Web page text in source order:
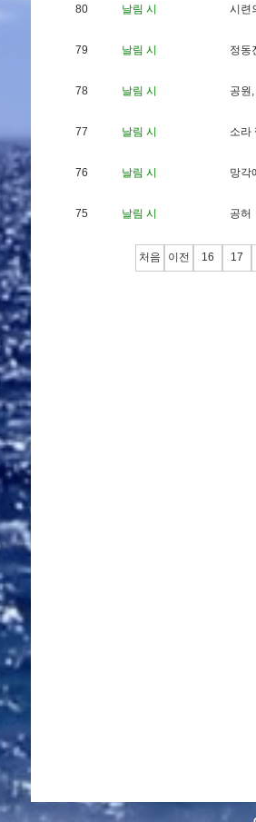
80 날림 시 시 련
79 날림 시 정동
78 날림 시 공원 ,
77 날림 시 소라
76 날림 시 망각
75 날림 시 공허
처음 이전 16 17